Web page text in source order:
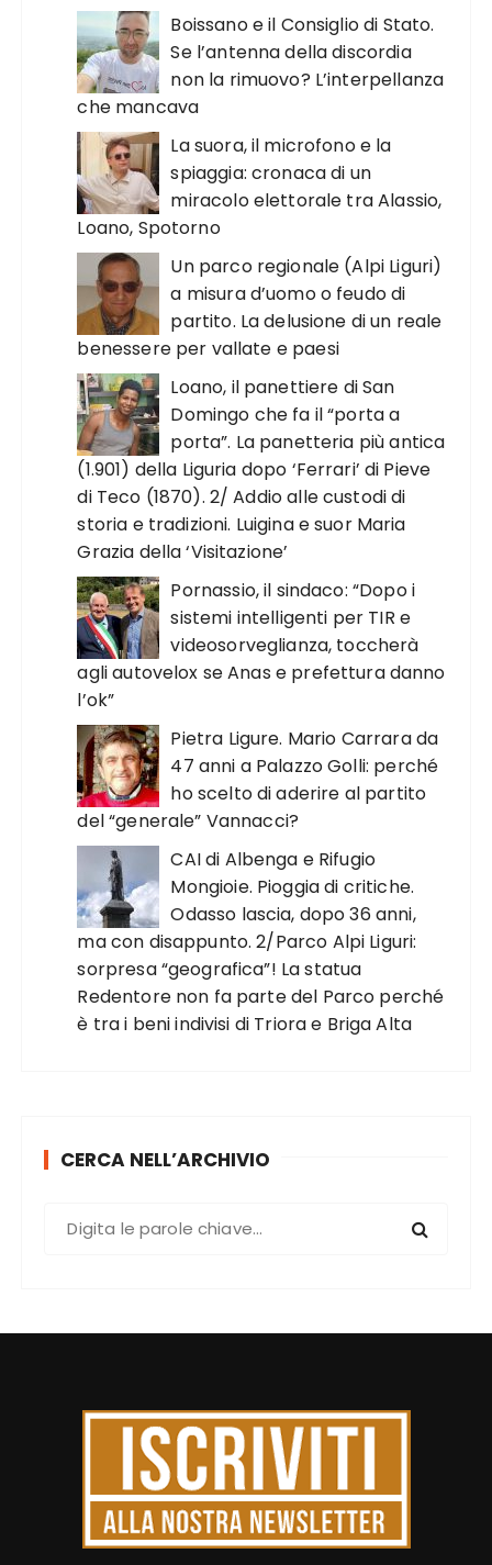
Boissano e il Consiglio di Stato.
Se l’antenna della discordia
non la rimuovo? L’interpellanza
che mancava
La suora, il microfono e la
spiaggia: cronaca di un
miracolo elettorale tra Alassio,
Loano, Spotorno
Un parco regionale (Alpi Liguri)
a misura d’uomo o feudo di
partito. La delusione di un reale
benessere per vallate e paesi
Loano, il panettiere di San
Domingo che fa il “porta a
porta”. La panetteria più antica
(1.901) della Liguria dopo ‘Ferrari’ di Pieve
di Teco (1870). 2/ Addio alle custodi di
storia e tradizioni. Luigina e suor Maria
Grazia della ‘Visitazione’
Pornassio, il sindaco: “Dopo i
sistemi intelligenti per TIR e
videosorveglianza, toccherà
agli autovelox se Anas e prefettura danno
l’ok”
Pietra Ligure. Mario Carrara da
47 anni a Palazzo Golli: perché
ho scelto di aderire al partito
del “generale” Vannacci?
CAI di Albenga e Rifugio
Mongioie. Pioggia di critiche.
Odasso lascia, dopo 36 anni,
ma con disappunto. 2/Parco Alpi Liguri:
sorpresa “geografica”! La statua
Redentore non fa parte del Parco perché
è tra i beni indivisi di Triora e Briga Alta
CERCA NELL’ARCHIVIO